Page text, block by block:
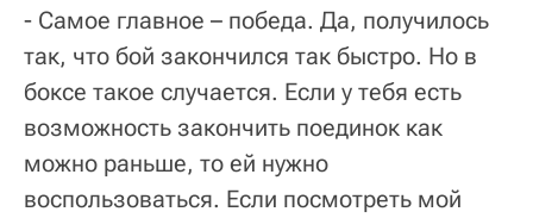
- Самое главное – победа. Да, получилось
так, что бой закончился так быстро. Но в
боксе такое случается. Если у тебя есть
возможность закончить поединок как
можно раньше, то ей нужно
воспользоваться. Если посмотреть мой